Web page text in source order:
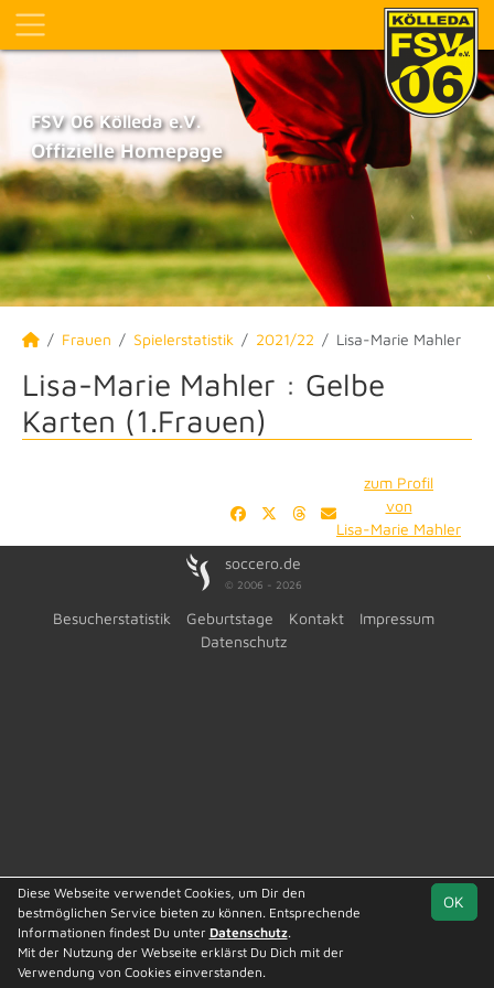
FSV 06 Kölleda e.V.
Offizielle Homepage
Frauen Spielerstatistik 2021/22 Lisa-Marie Mahler
Lisa-Marie Mahler : Gelbe
Karten (1.Frauen)
zum Profil
von
Lisa-Marie Mahler
soccero.de
© 2006 - 2026
Besucherstatistik Geburtstage Kontakt
Impressum
Datenschutz
OK
Diese Webseite verwendet Cookies, um Dir den
bestmöglichen Service bieten zu können. Entsprechende
Informationen findest Du unter Datenschutz.
Mit der Nutzung der Webseite erklärst Du Dich mit der
Verwendung von Cookies einverstanden.